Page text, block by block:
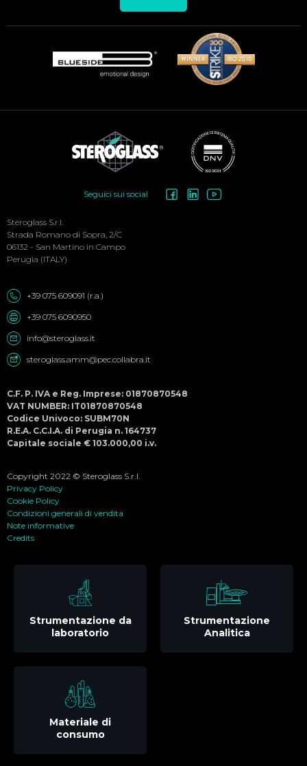
Menu
Seguici sui social
Steroglass S.r.l.
Strada Romano di Sopra, 2/C
06132 - San Martino in Campo
Perugia (ITALY)
+39 075 609091 (r.a.)
+39 075 6090950
info@steroglass.it
steroglass.amm@pec.collabra.it
C.F. P. IVA e Reg. Imprese: 01870870548
VAT NUMBER: IT01870870548
Codice Univoco: SUBM70N
R.E.A. C.C.I.A. di Perugia n. 164737
Capitale sociale € 103.000,00 i.v.
Copyright 2022 © Steroglass S.r.l.
Privacy Policy
Cookie Policy
Condizioni generali di vendita
Note informative
Credits
Strumentazione da
laboratorio
Strumentazione
Analitica
Materiale di
consumo